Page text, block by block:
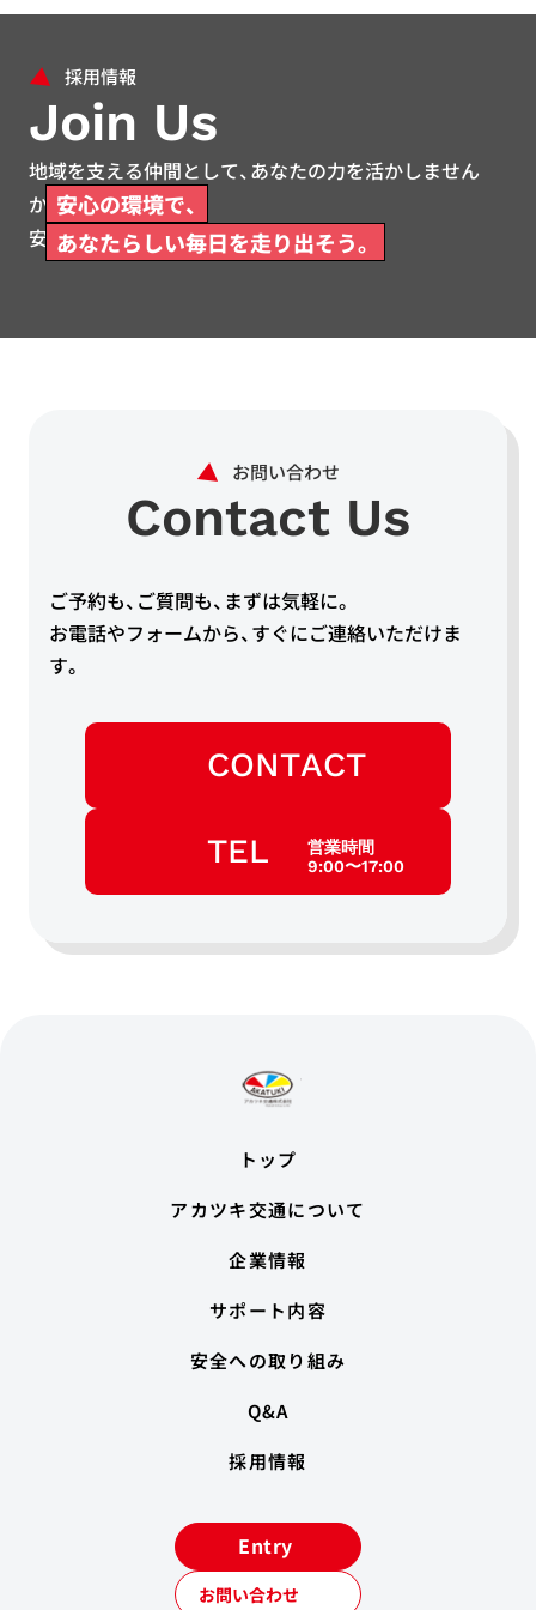
Join Us
地域を支える仲間として、あなたの力を活かしません
か。
安心して働ける環境をご用意しています。
安心の環境で、
あなたらしい毎日を走り出そう。
Contact Us
ご予約も、ご質問も、まずは気軽に。
お電話やフォームから、すぐにご連絡いただけま
す。
CONTACT
TEL
営業時間
9:00〜17:00
トップ
アカツキ交通について
企業情報
サポート内容
安全への取り組み
Q&A
採用情報
お問い合わせ
Entry